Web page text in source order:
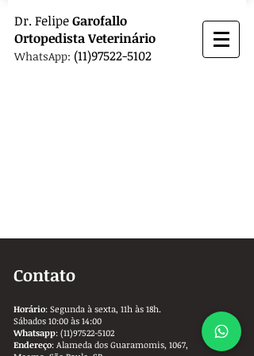
Dr. FelipeGarofallo
OrtopedistaVeterinário
WhatsApp: (11)97522-5102
Contato
Horário: Segunda à sexta, 11h às 18h.
Sábados 10:00 às 14:00
Whatsapp: (11)97522-5102
Endereço: Alameda dos Guaramomis, 1067,